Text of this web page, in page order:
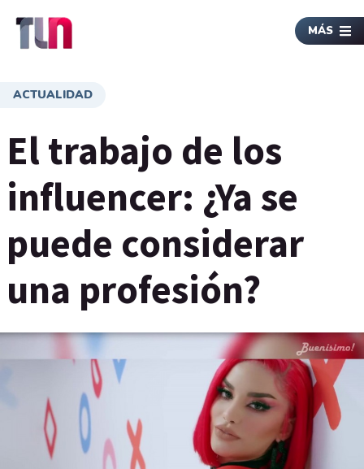
MÁS
ACTUALIDAD
El trabajo de los
influencer: ¿Ya se
puede considerar
una profesión?